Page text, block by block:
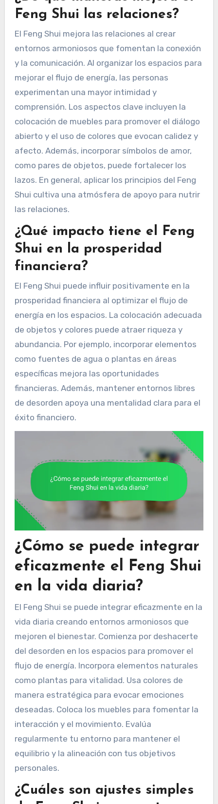
Feng Shui las relaciones?
El Feng Shui mejora las relaciones al crear
entornos armoniosos que fomentan la conexión
y la comunicación. Al organizar los espacios para
mejorar el flujo de energía, las personas
experimentan una mayor intimidad y
comprensión. Los aspectos clave incluyen la
colocación de muebles para promover el diálogo
abierto y el uso de colores que evocan calidez y
afecto. Además, incorporar símbolos de amor,
como pares de objetos, puede fortalecer los
lazos. En general, aplicar los principios del Feng
Shui cultiva una atmósfera de apoyo para nutrir
las relaciones.
¿Qué impacto tiene el Feng
Shui en la prosperidad
financiera?
El Feng Shui puede influir positivamente en la
prosperidad financiera al optimizar el flujo de
energía en los espacios. La colocación adecuada
de objetos y colores puede atraer riqueza y
abundancia. Por ejemplo, incorporar elementos
como fuentes de agua o plantas en áreas
específicas mejora las oportunidades
financieras. Además, mantener entornos libres
de desorden apoya una mentalidad clara para el
éxito financiero.
¿Cómo se puede integrar
eficazmente el Feng Shui
en la vida diaria?
El Feng Shui se puede integrar eficazmente en la
vida diaria creando entornos armoniosos que
mejoren el bienestar. Comienza por deshacerte
del desorden en los espacios para promover el
flujo de energía. Incorpora elementos naturales
como plantas para vitalidad. Usa colores de
manera estratégica para evocar emociones
deseadas. Coloca los muebles para fomentar la
interacción y el movimiento. Evalúa
regularmente tu entorno para mantener el
equilibrio y la alineación con tus objetivos
personales.
¿Cuáles son ajustes simples